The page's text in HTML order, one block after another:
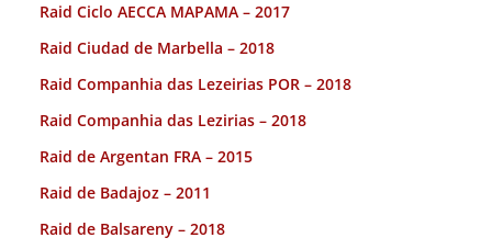
Raid Ciclo AECCA MAPAMA – 2017
Raid Ciudad de Marbella – 2018
Raid Companhia das Lezeirias POR – 2018
Raid Companhia das Lezirias – 2018
Raid de Argentan FRA – 2015
Raid de Badajoz – 2011
Raid de Balsareny – 2018